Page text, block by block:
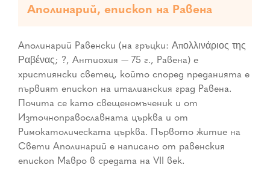
Аполинарий, епископ на Равена
Аполинарий Равенски (на гръцки: Απολλινάριος της
Ραβένας; ?, Антиохия — 75 г., Равена) е
християнски светец, който според преданията е
първият епископ на италианския град Равена.
Почита се като свещеномъченик и от
Източноправославната църква и от
Римокатолическата църква. Първото житие на
Свети Аполинарий е написано от равенския
епископ Мавро в средата на VII век.